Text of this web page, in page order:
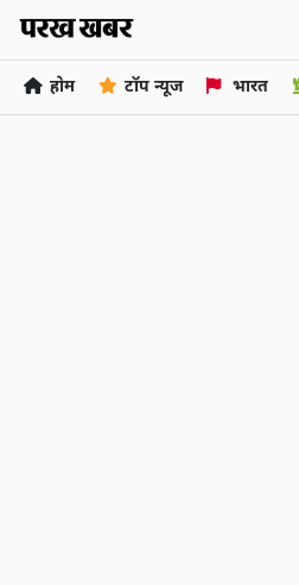
होम टॉप न्यूज भारत